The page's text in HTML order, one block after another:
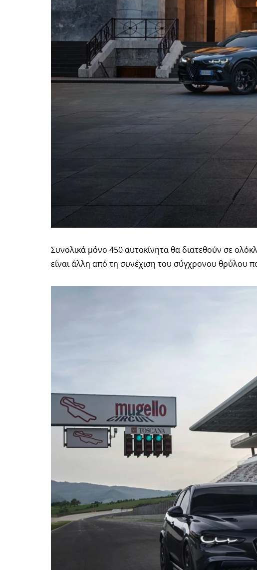
Συνολικά μόνο 450 αυτοκίνητα θα διατεθούν σε
είναι άλλη από τη συνέχιση του σύγχρονου θρύλου